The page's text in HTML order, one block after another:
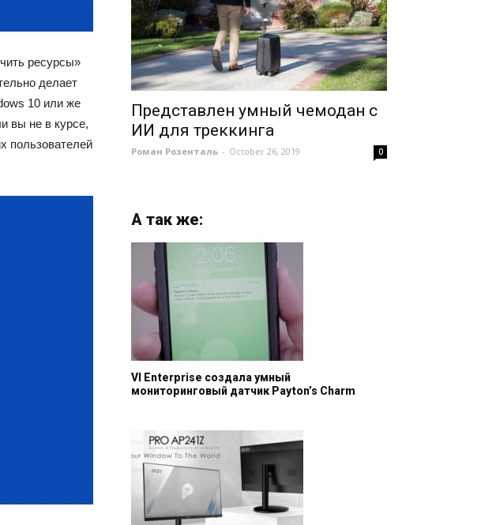
ресурсы»
делает
10 или же
вы не в курсе,
пользователей
Представлен умный чемодан с
ИИ для треккинга
Роман Розенталь - October 26, 2019 0
А так же:
VI Enterprise создала умный
мониторинговый датчик Payton’s Charm